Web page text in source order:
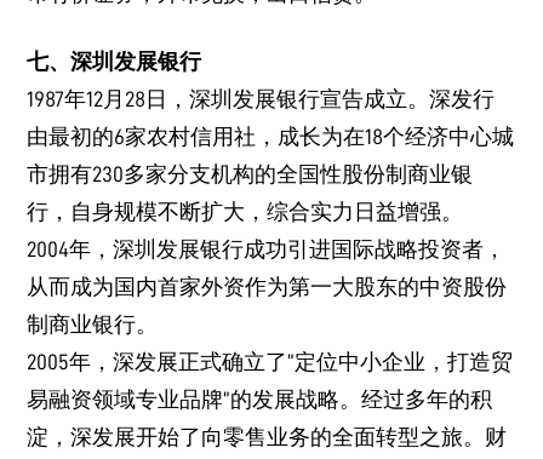
七、深圳发展银行
1987年12月28日，深圳发展银行宣告成立。深发行
由最初的6家农村信用社，成长为在18个经济中心城
市拥有230多家分支机构的全国性股份制商业银
行，自身规模不断扩大，综合实力日益增强。
2004年，深圳发展银行成功引进国际战略投资者，
从而成为国内首家外资作为第一大股东的中资股份
制商业银行。
2005年，深发展正式确立了“定位中小企业，打造贸
易融资领域专业品牌”的发展战略。经过多年的积
淀，深发展开始了向零售业务的全面转型之旅。财